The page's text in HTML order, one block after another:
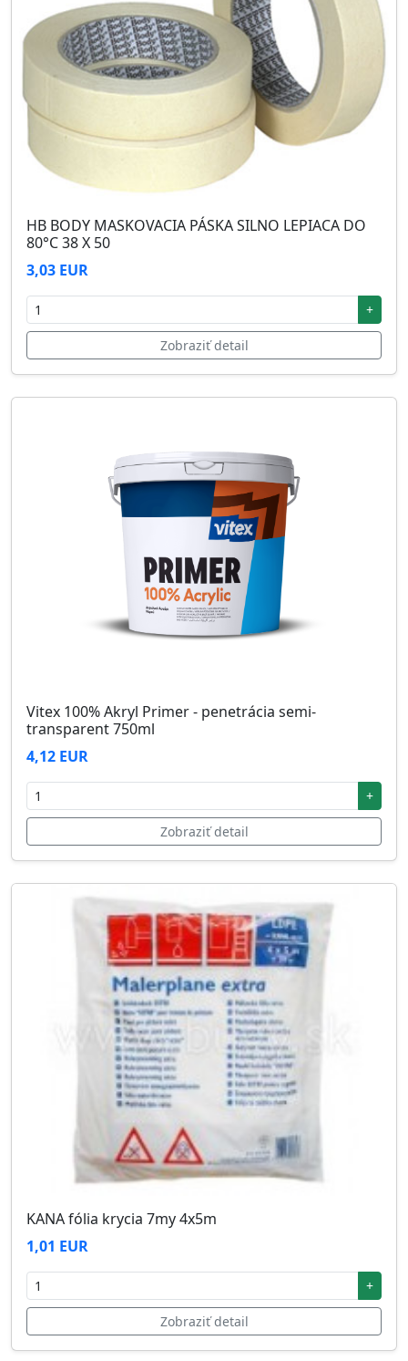
HB BODY MASKOVACIA PÁSKA SILNO LEPIACA DO
80°C 38 X 50
3,03 EUR
+
Zobraziť detail
Vitex 100% Akryl Primer - penetrácia semi-
transparent 750ml
4,12 EUR
+
Zobraziť detail
KANA fólia krycia 7my 4x5m
1,01 EUR
+
Zobraziť detail